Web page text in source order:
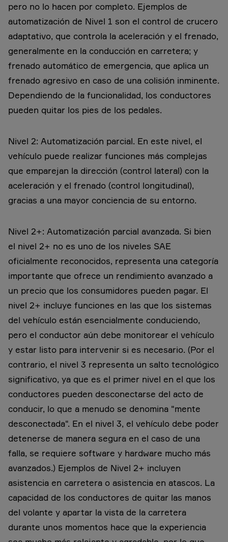
pero no lo hacen por completo. Ejemplos de
automatización de Nivel 1 son el control de crucero
adaptativo, que controla la aceleración y el frenado,
generalmente en la conducción en carretera; y
frenado automático de emergencia, que aplica un
frenado agresivo en caso de una colisión inminente.
Dependiendo de la funcionalidad, los conductores
pueden quitar los pies de los pedales.
Nivel 2: Automatización parcial. En este nivel, el
vehículo puede realizar funciones más complejas
que emparejan la dirección (control lateral) con la
aceleración y el frenado (control longitudinal),
gracias a una mayor conciencia de su entorno.
Nivel 2+: Automatización parcial avanzada. Si bien
el nivel 2+ no es uno de los niveles SAE
oficialmente reconocidos, representa una categoría
importante que ofrece un rendimiento avanzado a
un precio que los consumidores pueden pagar. El
nivel 2+ incluye funciones en las que los sistemas
del vehículo están esencialmente conduciendo,
pero el conductor aún debe monitorear el vehículo
y estar listo para intervenir si es necesario. (Por el
contrario, el nivel 3 representa un salto tecnológico
significativo, ya que es el primer nivel en el que los
conductores pueden desconectarse del acto de
conducir, lo que a menudo se denomina "mente
desconectada". En el nivel 3, el vehículo debe poder
detenerse de manera segura en el caso de una
falla, se requiere software y hardware mucho más
avanzados.) Ejemplos de Nivel 2+ incluyen
asistencia en carretera o asistencia en atascos. La
capacidad de los conductores de quitar las manos
del volante y apartar la vista de la carretera
durante unos momentos hace que la experiencia